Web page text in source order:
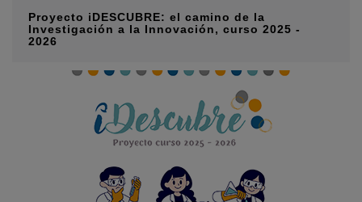
Proyecto iDESCUBRE: el camino de la
Investigación a la Innovación, curso 2025 -
2026